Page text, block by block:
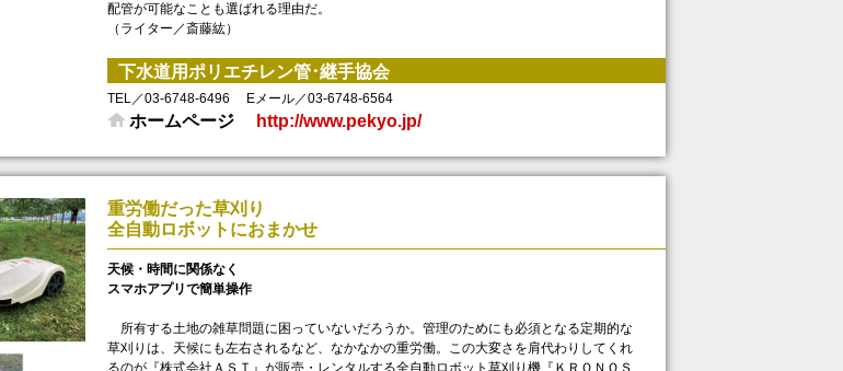
配管が可能なことも選ばれる理由だ。
（ライター／斎藤紘）
下水道用ポリエチレン管･継手協会
TEL／03-6748-6496 Eメール／03-6748-6564
ホームページ http://www.pekyo.jp/
重労働だった草刈り
全自動ロボットにおまかせ
天候・時間に関係なく
スマホアプリで簡単操作
所有する土地の雑草問題に困っていないだろうか。管理のためにも必須となる定期的な
草刈りは、天候にも左右されるなど、なかなかの重労働。この大変さを肩代わりしてくれ
るのが『株式会社ＡＳＴ』が販売・レンタルする全自動ロボット草刈り機『ＫＲＯＮＯＳ